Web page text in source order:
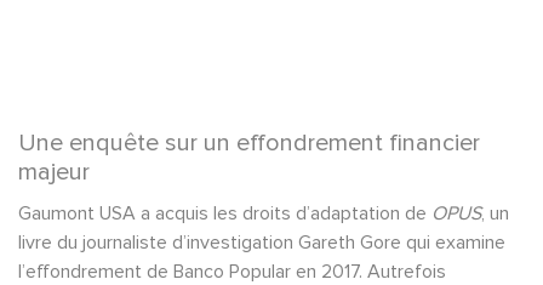
Une enquête sur un effondrement financier
majeur
Gaumont USA a acquis les droits d’adaptation de OPUS, un
livre du journaliste d’investigation Gareth Gore qui examine
l’effondrement de Banco Popular en 2017. Autrefois